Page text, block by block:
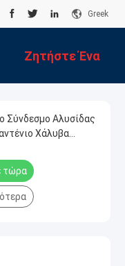
Greek
Ζητήστε Ένα
Απόσπασμα
Σύνδεσμο Αλυσίδας
Χάλυβα
τώρα